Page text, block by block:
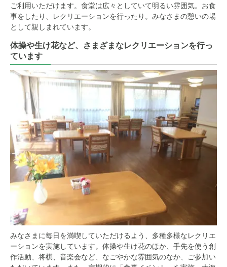
ご利用いただけます。食堂は広々としていて明るい雰囲気。お食
事をしたり、レクリエーションを行ったり。みなさまの憩いの場
として親しまれています。
体操や生け花など、さまざまなレクリエーションを行っ
ています
みなさまに毎日を満喫していただけるよう、多種多様なレクリエ
ーションを実施しています。体操や生け花のほか、手先を使う創
作活動、将棋、音楽会など、なごやかな雰囲気のなか、ご参加い